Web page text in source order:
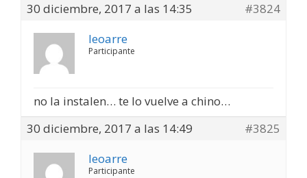
30 diciembre, 2017 a las 14:35
#3824
leoarre
Participante
no la instalen… te lo vuelve a chino…
30 diciembre, 2017 a las 14:49
#3825
leoarre
Participante